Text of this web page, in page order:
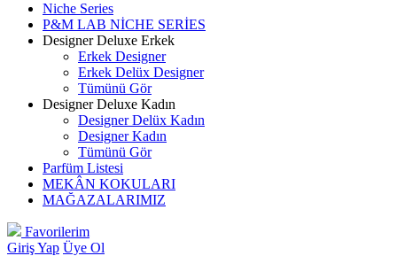
Niche Series
P&M LAB NİCHE SERİES
Designer Deluxe Erkek
Erkek Designer
Erkek Delüx Designer
Tümünü Gör
Designer Deluxe Kadın
Designer Delüx Kadın
Designer Kadın
Tümünü Gör
Parfüm Listesi
MEKÂN KOKULARI
MAĞAZALARIMIZ
Favorilerim
Giriş Yap Üye Ol